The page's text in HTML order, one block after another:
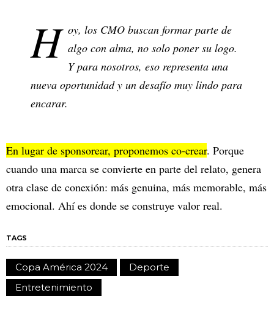
H oy, los CMO buscan formar parte de
algo con alma, no solo poner su logo.
Y para nosotros, eso representa una
nueva oportunidad y un desafío muy lindo para
encarar.
En lugar de sponsorear, proponemos co-crear. Porque
cuando una marca se convierte en parte del relato, genera
otra clase de conexión: más genuina, más memorable, más
emocional. Ahí es donde se construye valor real.
TAGS
Copa América 2024
Deporte
Entretenimiento